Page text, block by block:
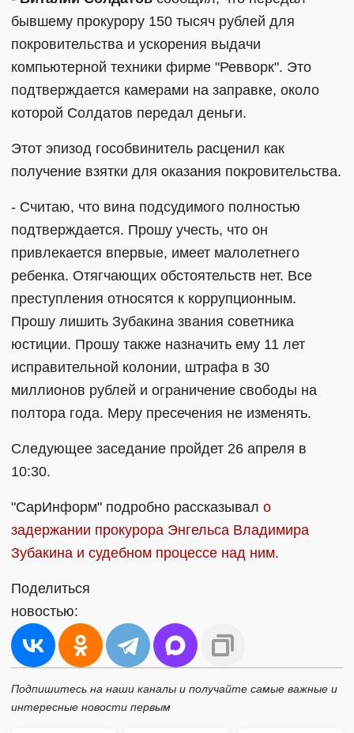
бывшему прокурору 150 тысяч рублей для
покровительства и ускорения выдачи
компьютерной техники фирме "Ревворк". Это
подтверждается камерами на заправке, около
которой Солдатов передал деньги.
Этот эпизод гособвинитель расценил как
получение взятки для оказания покровительства.
- Считаю, что вина подсудимого полностью
подтверждается. Прошу учесть, что он
привлекается впервые, имеет малолетнего
ребенка. Отягчающих обстоятельств нет. Все
преступления относятся к коррупционным.
Прошу лишить Зубакина звания советника
юстиции. Прошу также назначить ему 11 лет
исправительной колонии, штрафа в 30
миллионов рублей и ограничение свободы на
полтора года. Меру пресечения не изменять.
Следующее заседание пройдет 26 апреля в
10:30.
"СарИнформ" подробно рассказывал о
задержании прокурора Энгельса Владимира
Зубакина и судебном процессе над ним.
Поделиться
новостью:
Подпишитесь на наши каналы и получайте самые важные и
интересные новости первым